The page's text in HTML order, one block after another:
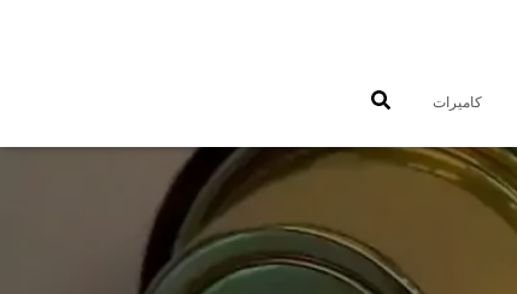
كاميرات